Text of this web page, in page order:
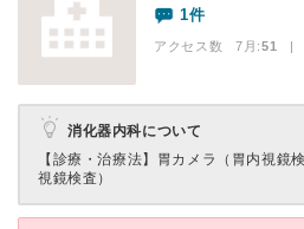
1件
アクセス数 7月:51 |
消化器内科について
【診療・治療法】 胃カメラ（胃内視鏡
視鏡検査）